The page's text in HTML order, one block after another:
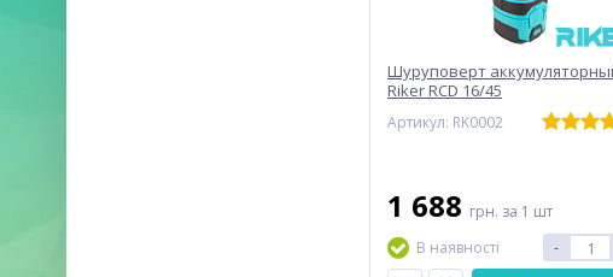
Шуруповерт
Riker RCD 16/45
Артикул: RK0002
1 688 грн. за 1 шт
В наявності
-